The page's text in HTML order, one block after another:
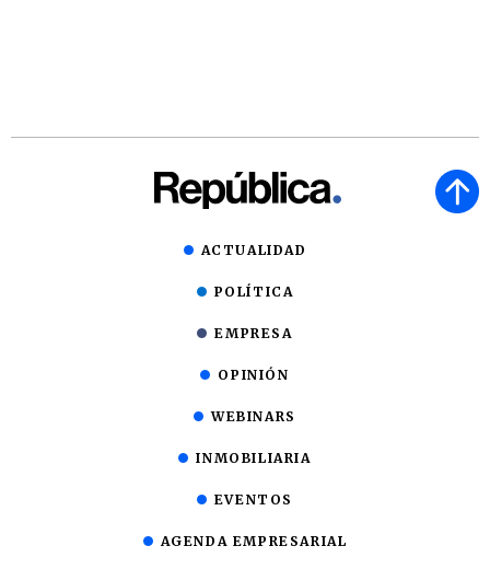
ACTUALIDAD
POLÍTICA
EMPRESA
OPINIÓN
WEBINARS
INMOBILIARIA
EVENTOS
AGENDA EMPRESARIAL